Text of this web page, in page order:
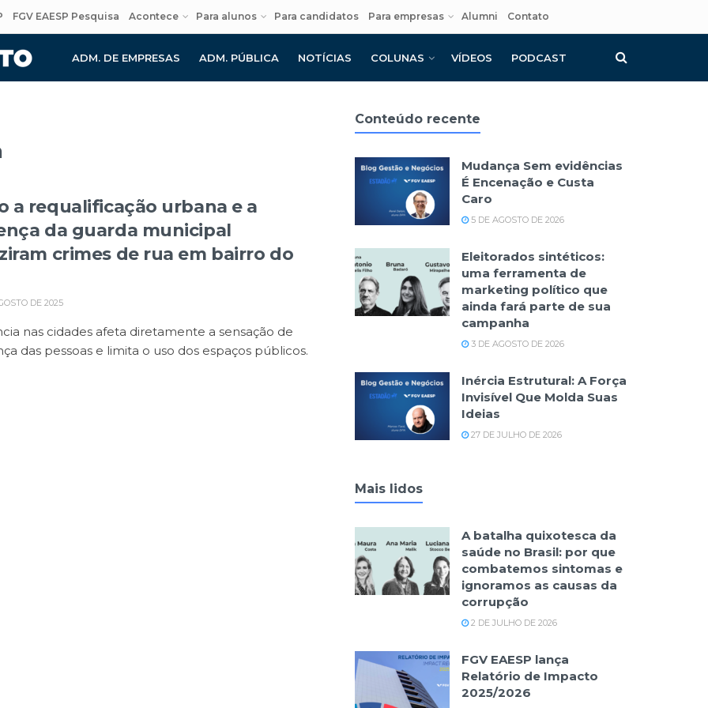
FGV EAESP Pesquisa Acontece Para alunos Para candidatos Para empresas Alumni Contato
ADM. DE EMPRESAS ADM. PÚBLICA NOTÍCIAS COLUNAS VÍDEOS PODCAST
a requalificação urbana e a
da guarda municipal
crimes de rua em bairro do
DE 2025
nas cidades afeta diretamente a sensação de
das pessoas e limita o uso dos espaços públicos.
Conteúdo recente
Mudança Sem evidências
É Encenação e Custa
Caro
5 DE AGOSTO DE 2026
Eleitorados sintéticos:
uma ferramenta de
marketing político que
ainda fará parte de sua
campanha
3 DE AGOSTO DE 2026
Inércia Estrutural: A Força
Invisível Que Molda Suas
Ideias
27 DE JULHO DE 2026
Mais lidos
A batalha quixotesca da
saúde no Brasil: por que
combatemos sintomas e
ignoramos as causas da
corrupção
2 DE JULHO DE 2026
FGV EAESP lança
Relatório de Impacto
2025/2026